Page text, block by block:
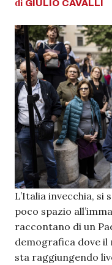
di GIULIO CAVALLI
L’Italia invecchia, si
poco spazio
raccontano di un
demografica dove
sta raggiungendo